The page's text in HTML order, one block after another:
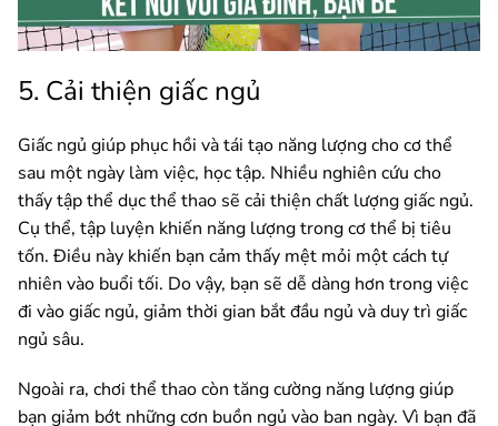
5. Cải thiện giấc ngủ
Giấc ngủ giúp phục hồi và tái tạo năng lượng cho cơ thể
sau một ngày làm việc, học tập. Nhiều nghiên cứu cho
thấy tập thể dục thể thao sẽ cải thiện chất lượng giấc ngủ.
Cụ thể, tập luyện khiến năng lượng trong cơ thể bị tiêu
tốn. Điều này khiến bạn cảm thấy mệt mỏi một cách tự
nhiên vào buổi tối. Do vậy, bạn sẽ dễ dàng hơn trong việc
đi vào giấc ngủ, giảm thời gian bắt đầu ngủ và duy trì giấc
ngủ sâu.
Ngoài ra, chơi thể thao còn tăng cường năng lượng giúp
bạn giảm bớt những cơn buồn ngủ vào ban ngày. Vì bạn đã